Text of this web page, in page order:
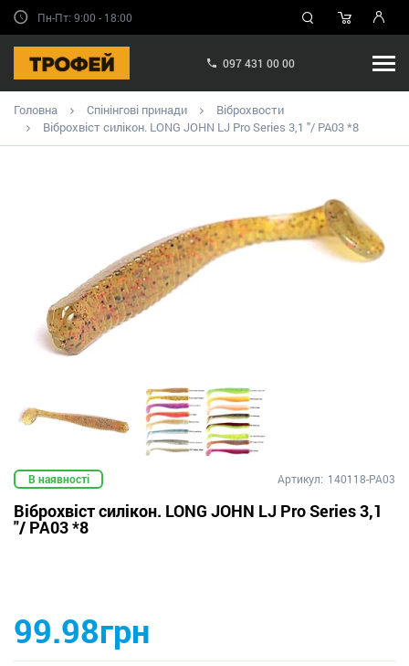
Пн-Пт: 9:00 - 18:00
097 431 00 00
Головна Спінінгові принади
Віброхвости
Віброхвіст силікон. LONG JOHN LJ Pro Series 3,1 "/ PA03 *8
В наявності Артикул: 140118-PA03
Віброхвіст силікон. LONG JOHN LJ Pro Series 3,1
"/ PA03 *8
99.98грн